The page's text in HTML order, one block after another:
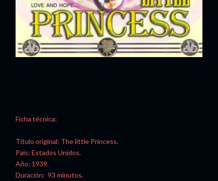
Ficha técnica:
Título original: The little Princess.
País: Estados Unidos.
Año: 1939.
Duración: 93 minutos.